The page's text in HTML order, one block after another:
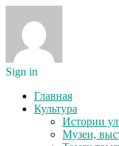
Sign in
Главная
Культура
Истории
Музеи,